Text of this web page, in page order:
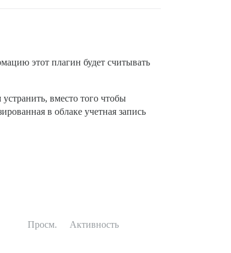
этот плагин будет считывать
вместо того чтобы
в облаке учетная запись
Просм. Активность